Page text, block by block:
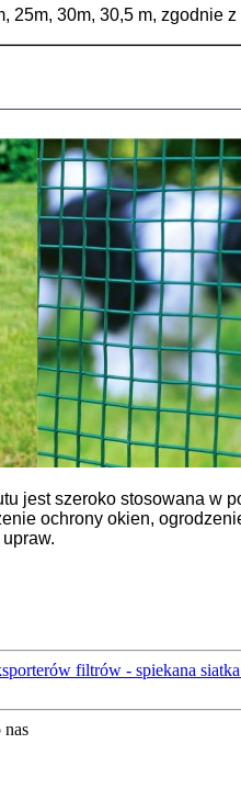
25m, 30m, 30,5 m, zgodnie
jest szeroko stosowana w
ochrony okien,
filtrów - spiekana